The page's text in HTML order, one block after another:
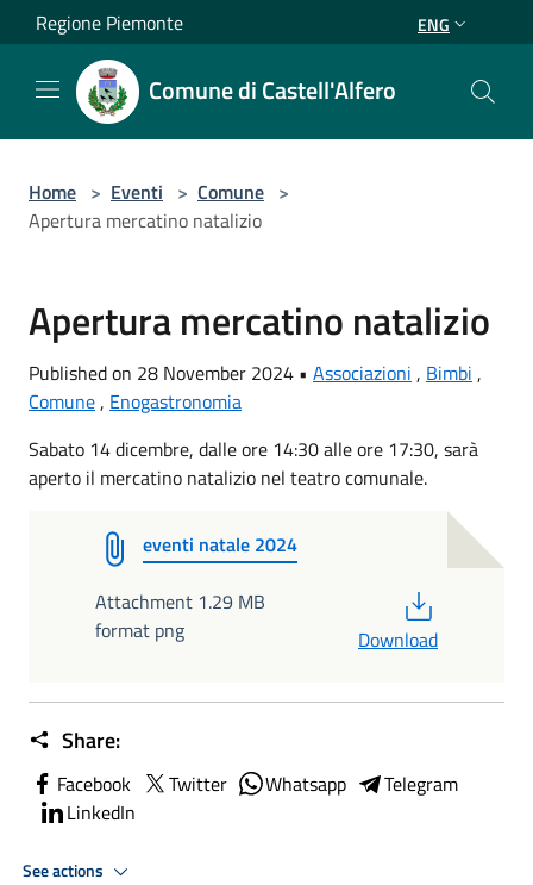
Salta al contenuto principale
Regione Piemonte ENG
Comune di Castell'Alfero
Home > Eventi > Comune >
Apertura mercatino natalizio
Apertura mercatino natalizio
Published on 28 November 2024 • Associazioni , Bimbi ,
Comune, Enogastronomia
Sabato 14 dicembre, dalle ore 14:30 alle ore 17:30, sarà
aperto il mercatino natalizio nel teatro comunale.
eventi natale 2024
Attachment 1.29 MB
format png
Download
Share:
Facebook Twitter Whatsapp
Telegram
LinkedIn
See actions